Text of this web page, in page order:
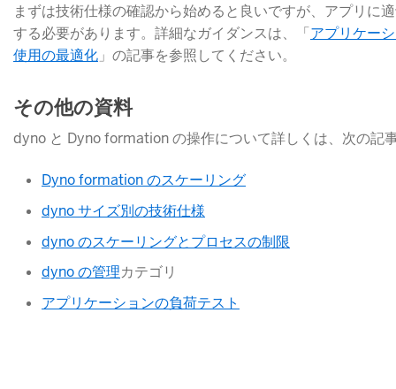
まずは技術仕様の確認から始めると良いですが、アプリに
する必要があります。詳細なガイダンスは、「アプリケー
使用の最適化 ​」の記事を参照してください。
その他の資料
dyno と Dyno formation の操作について詳しくは、次の記
Dyno formation のスケーリング
dyno サイズ別の技術仕様
dyno のスケーリングとプロセスの制限
dyno の管理​カテゴリ
アプリケーションの負荷テスト